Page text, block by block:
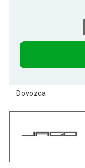
Dovozca